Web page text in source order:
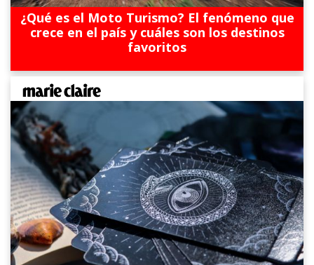
¿Qué es el Moto Turismo? El fenómeno que
crece en el país y cuáles son los destinos
favoritos